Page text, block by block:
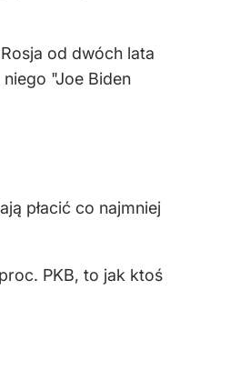
od dwóch lata
"Joe Biden
płacić co najmniej
PKB, to jak ktoś